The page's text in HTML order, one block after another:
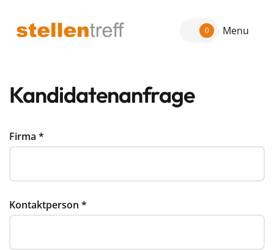
0 Menu
Kandidatenanfrage
Firma *
Kontaktperson *